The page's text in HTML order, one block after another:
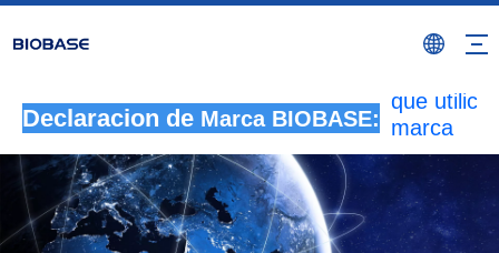
Declaracion de Marca BIOBASE:
Todas las
que
marca
serán
una